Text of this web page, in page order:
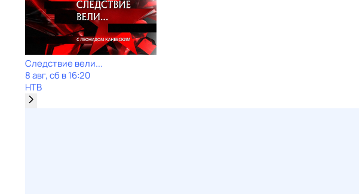
Следствие вели...
8 авг, сб в 16:20
НТВ